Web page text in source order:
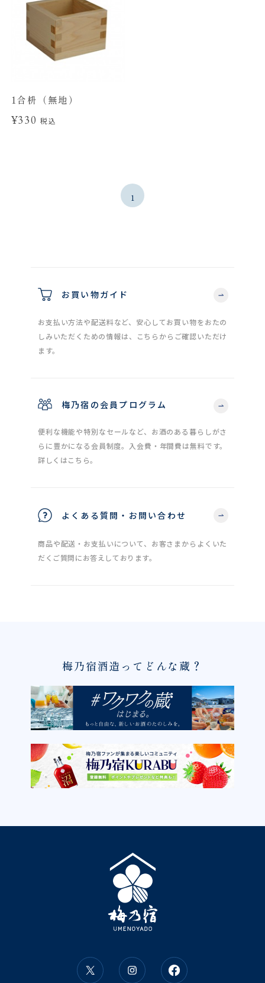
1合枡（無地）
¥330税込
1
お買い物ガイド
お支払い方法や配送料など、安心してお買い物をおたの
しみいただくための情報は、こちらからご確認いただけ
ます。
梅乃宿の会員プログラム
便利な機能や特別なセールなど、お酒のある暮らしがさ
らに豊かになる会員制度。入会費・年間費は無料です。
詳しくはこちら。
よくある質問・お問い合わせ
商品や配送・お支払いについて、お客さまからよくいた
だくご質問にお答えしております。
梅乃宿酒造ってどんな蔵？